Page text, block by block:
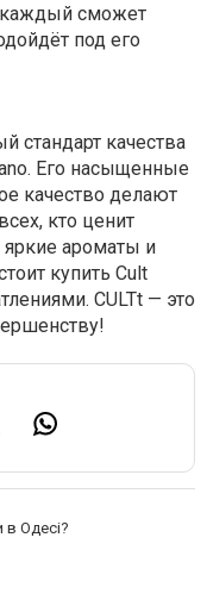
каждый сможет
под его
стандарт качества
Его насыщенные
качество делают
кто ценит
ароматы и
купить Cult
CULTt — это
в Одесі?